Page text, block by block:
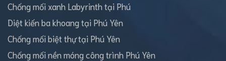
Chống mối xanh Labyrinth tại Phú
Diệt kiến ba khoang tại Phú Yên
Chống mối biệt thự tại Phú Yên
Chống mối nền móng công trình Phú Yên